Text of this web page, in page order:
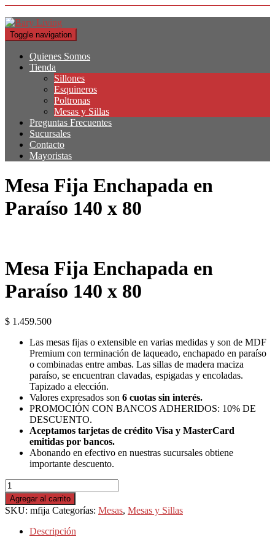
Toggle navigation
Quienes Somos
Tienda
Sillones
Esquineros
Poltronas
Mesas y Sillas
Preguntas Frecuentes
Sucursales
Contacto
Mayoristas
Mesa Fija Enchapada en
Paraíso 140 x 80
Mesa Fija Enchapada en
Paraíso 140 x 80
$ 1.459.500
Las mesas fijas o extensible en varias medidas y son de MDF
Premium con terminación de laqueado, enchapado en paraíso
o combinadas entre ambas. Las sillas de madera maciza
paraíso, se encuentran clavadas, espigadas y encoladas.
Tapizado a elección.
Valores expresados son 6 cuotas sin interés.
PROMOCIÓN CON BANCOS ADHERIDOS: 10% DE
DESCUENTO.
Aceptamos tarjetas de crédito Visa y MasterCard
emitidas por bancos.
Abonando en efectivo en nuestras sucursales obtiene
importante descuento.
Mesa
Fija
Enchapada
en
Paraíso
Agregar al carrito
SKU: mfija Categorías: Mesas, Mesas y Sillas
Descripción